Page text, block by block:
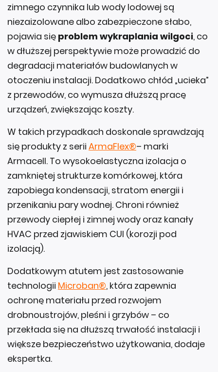
zimnego czynnika lub wody lodowej są
niezaizolowane albo zabezpieczone słabo,
pojawia się problem wykraplania wilgoci, co
w dłuższej perspektywie może prowadzić do
degradacji materiałów budowlanych w
otoczeniu instalacji. Dodatkowo chłód „ucieka”
z przewodów, co wymusza dłuższą pracę
urządzeń, zwiększając koszty.
W takich przypadkach doskonale sprawdzają
się produkty z serii ArmaFlex®– marki
Armacell. To wysokoelastyczna izolacja o
zamkniętej strukturze komórkowej, która
zapobiega kondensacji, stratom energii i
przenikaniu pary wodnej. Chroni również
przewody ciepłej i zimnej wody oraz kanały
HVAC przed zjawiskiem CUI (korozji pod
izolacją).
Dodatkowym atutem jest zastosowanie
technologii Microban®, która zapewnia
ochronę materiału przed rozwojem
drobnoustrojów, pleśni i grzybów – co
przekłada się na dłuższą trwałość instalacji i
większe bezpieczeństwo użytkowania, dodaje
ekspertka.